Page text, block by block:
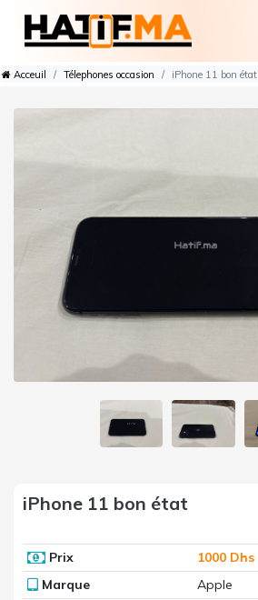
Acceuil Télephones occasion iPhone 11 bon état
iPhone 11 bon état
Prix
1000 Dhs
Marque
Apple